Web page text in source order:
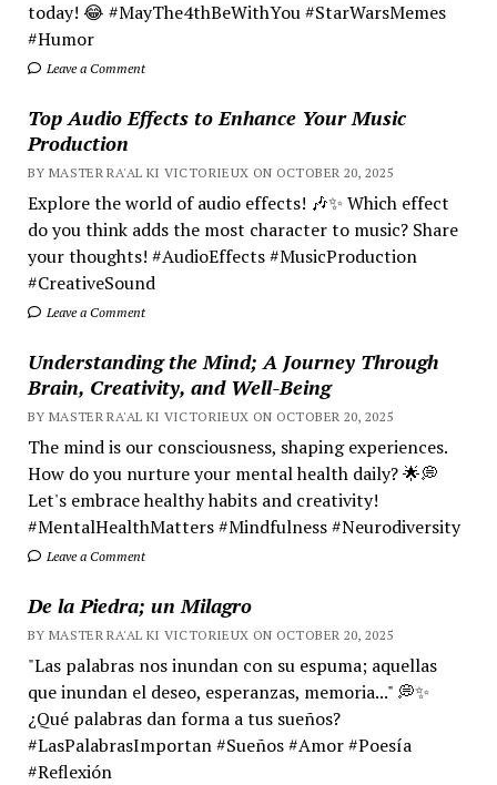
today! 😂 #MayThe4thBeWithYou #StarWarsMemes
#Humor
Leave a Comment
Top Audio Effects to Enhance Your Music
Production
BY MASTER RA'AL KI VICTORIEUX ON OCTOBER 20, 2025
Explore the world of audio effects! 🎶✨ Which effect
do you think adds the most character to music? Share
your thoughts! #AudioEffects #MusicProduction
#CreativeSound
Leave a Comment
Understanding the Mind; A Journey Through
Brain, Creativity, and Well-Being
BY MASTER RA'AL KI VICTORIEUX ON OCTOBER 20, 2025
The mind is our consciousness, shaping experiences.
How do you nurture your mental health daily? 🌟💭
Let's embrace healthy habits and creativity!
#MentalHealthMatters #Mindfulness #Neurodiversity
Leave a Comment
De la Piedra; un Milagro
BY MASTER RA'AL KI VICTORIEUX ON OCTOBER 20, 2025
"Las palabras nos inundan con su espuma; aquellas
que inundan el deseo, esperanzas, memoria..." 💭✨
¿Qué palabras dan forma a tus sueños?
#LasPalabrasImportan #Sueños #Amor #Poesía
#Reflexión